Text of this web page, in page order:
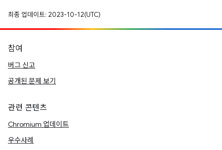
최종 업데이트: 2023-10-12(UTC)
참여
버그 신고
공개된 문제 보기
관련 콘텐츠
Chromium 업데이트
우수사례